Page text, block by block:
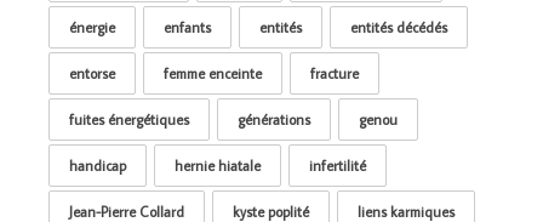
énergie enfants entités entités décédés
entorse femme enceinte fracture
fuites énergétiques générations genou
handicap hernie hiatale infertilité
Jean-Pierre Collard kyste poplité liens karmiques